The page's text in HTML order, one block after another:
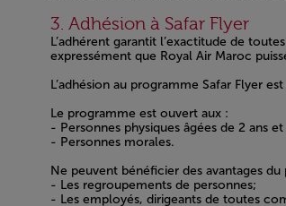
Open in a new window
3. Adhésion à Safar Flyer
L’adhérent garantit l’exactitude de
expressément que Royal Air Maroc
L’adhésion au programme Safar Flyer
Le programme est ouvert aux :
- Personnes physiques âgées de 2 ans
- Personnes morales.
Ne peuvent bénéficier des avantages
- Les regroupements de personnes;
- Les employés, dirigeants de toutes